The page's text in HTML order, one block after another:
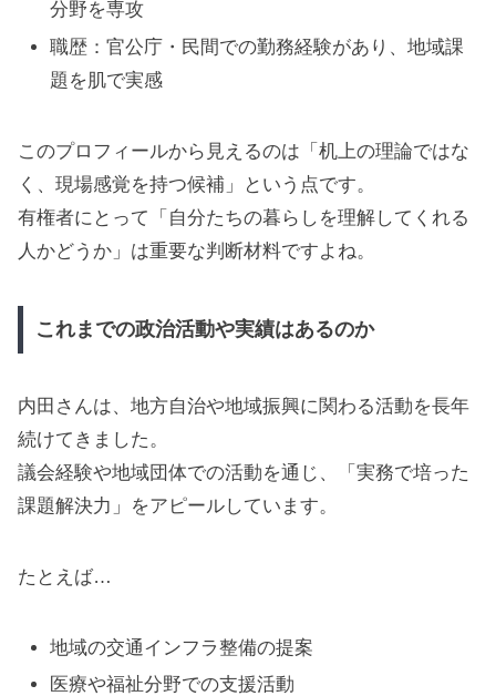
分野を専攻
職歴：官公庁・民間での勤務経験があり、地域課
題を肌で実感
このプロフィールから見えるのは「机上の理論ではな
く、現場感覚を持つ候補」という点です。
有権者にとって「自分たちの暮らしを理解してくれる
人かどうか」は重要な判断材料ですよね。
これまでの政治活動や実績はあるのか
内田さんは、地方自治や地域振興に関わる活動を長年
続けてきました。
議会経験や地域団体での活動を通じ、「実務で培った
課題解決力」をアピールしています。
たとえば…
地域の交通インフラ整備の提案
医療や福祉分野での支援活動